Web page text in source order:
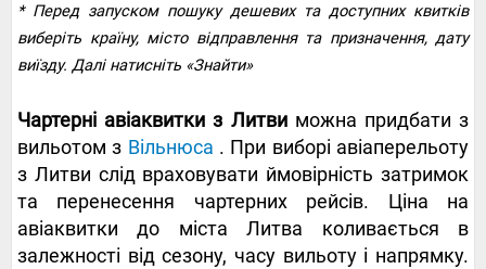
* Перед запуском пошуку дешевих та доступних квитків
виберіть країну, місто відправлення та призначення, дату
виїзду. Далі натисніть «Знайти»
Чартерні авіаквитки з Литвиможна придбати з
вильотом з Вільнюса . При виборі авіаперельоту
з Литви слід враховувати ймовірність затримок
та перенесення чартерних рейсів. Ціна на
авіаквитки до міста Литва коливається в
залежності від сезону, часу вильоту і напрямку.